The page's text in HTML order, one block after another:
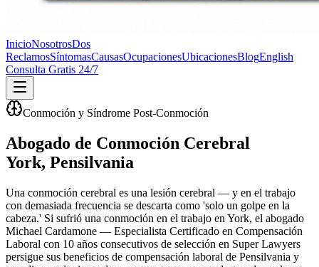
InicioNosotrosDos
ReclamosSíntomasCausasOcupacionesUbicacionesBlogEnglish
Consulta Gratis 24/7
Conmoción y Síndrome Post-Conmoción
Abogado de Conmoción Cerebral
York, Pensilvania
Una conmoción cerebral es una lesión cerebral — y en el trabajo
con demasiada frecuencia se descarta como 'solo un golpe en la
cabeza.' Si sufrió una conmoción en el trabajo en York, el abogado
Michael Cardamone — Especialista Certificado en Compensación
Laboral con 10 años consecutivos de selección en Super Lawyers
persigue sus beneficios de compensación laboral de Pensilvania y